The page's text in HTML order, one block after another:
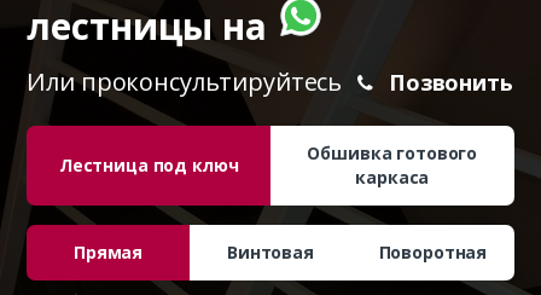
лестницы на
Или проконсультируйтесь Позвонить
Лестница под ключ
Обшивка готового
каркаса
Прямая Винтовая Поворотная